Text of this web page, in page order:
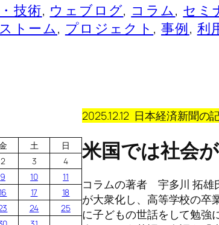
技術, ウェブログ, コラム, セミ
トーム, プロジェクト , 事例, 利
土
日
2 3
4
9 10
11
17
18
24
25
2025.12.12 日本経済新聞の
米国では社会
コラムの著者 宇多川 拓雄
が大衆化し、高等学校の卒
に子どもの世話をして勉強